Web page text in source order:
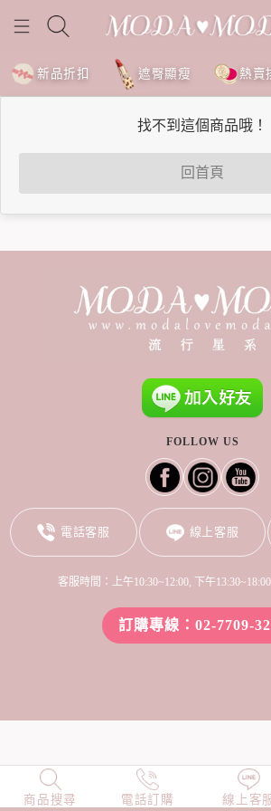
新品折扣 遮臀顯瘦 熱賣
找不到這個商品哦！
回首頁
商品搜尋 電話訂購 線上客
NEW 店長精選
FOLLOW US
電話客服 線上客服
客服時間：上午10:30~12:00, 下午
訂購專線：02-7709-